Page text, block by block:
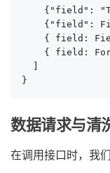
{"field":
{"field":
{ field:
{ field:
}
数据请求与清
在调用接口时，我